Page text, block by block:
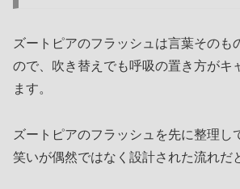
ズートピアのフラッシュは言葉そのも
ので、吹き替えでも呼吸の置き方がキ
ます。
ズートピアのフラッシュを先に整理し
笑いが偶然ではなく設計された流れだ